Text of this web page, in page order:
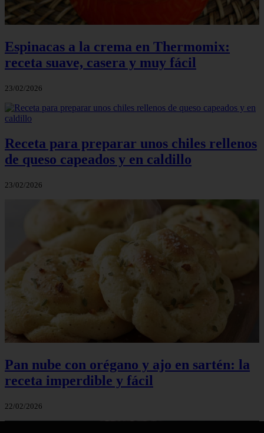
Espinacas a la crema en Thermomix:
receta suave, casera y muy fácil
23/02/2026
Receta para preparar unos chiles rellenos
de queso capeados y en caldillo
23/02/2026
Pan nube con orégano y ajo en sartén: la
receta imperdible y fácil
22/02/2026